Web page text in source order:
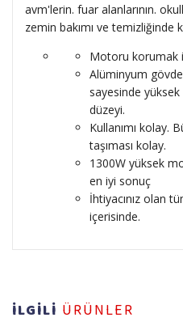
avm'lerin. fuar alanlarının.
zemin bakımı ve temizliğinde
Motoru korumak
Alüminyum
sayesinde yüksek
düzeyi.
Kullanımı kolay.
taşıması kolay.
1300W yüksek
en iyi sonuç
İhtiyacınız olan
içerisinde.
İLGİLİ ÜRÜNLER